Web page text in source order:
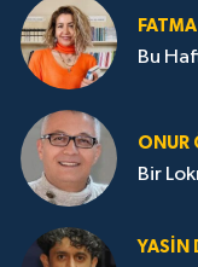
Bu
ONUR
Bir
YASIN